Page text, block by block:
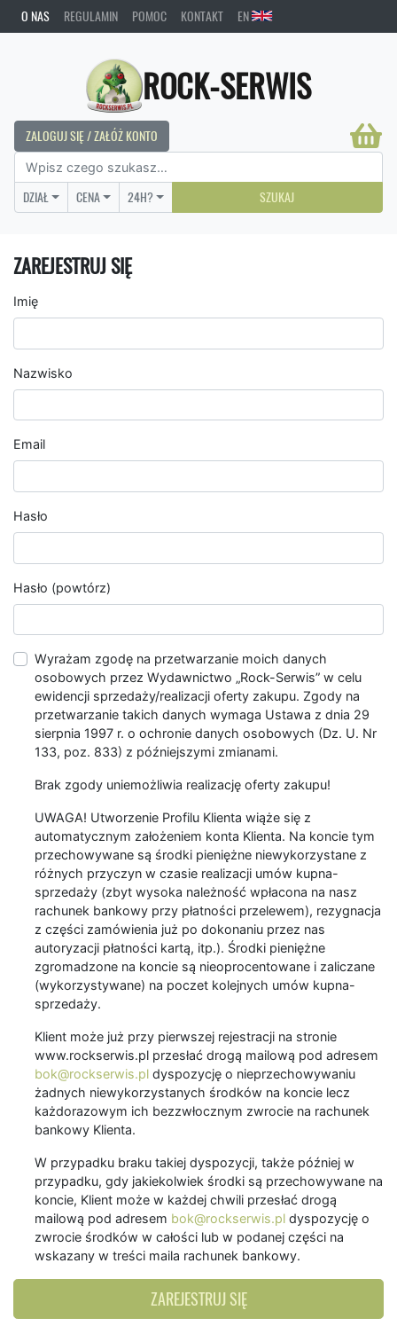
O NAS REGULAMIN POMOC KONTAKT EN
ROCK-SERWIS
ZALOGUJ SIĘ / ZAŁÓŻ KONTO
DZIAŁ CENA 24H? SZUKAJ
ZAREJESTRUJ SIĘ
Imię
Nazwisko
Email
Hasło
Hasło (powtórz)
Wyrażam zgodę na przetwarzanie moich danych
osobowych przez Wydawnictwo „Rock-Serwis” w celu
ewidencji sprzedaży/realizacji oferty zakupu. Zgody na
przetwarzanie takich danych wymaga Ustawa z dnia 29
sierpnia 1997 r. o ochronie danych osobowych (Dz. U. Nr
133, poz. 833) z późniejszymi zmianami.
Brak zgody uniemożliwia realizację oferty zakupu!
UWAGA! Utworzenie Profilu Klienta wiąże się z
automatycznym założeniem konta Klienta. Na koncie tym
przechowywane są środki pieniężne niewykorzystane z
różnych przyczyn w czasie realizacji umów kupna-
sprzedaży (zbyt wysoka należność wpłacona na nasz
rachunek bankowy przy płatności przelewem), rezygnacja
z części zamówienia już po dokonaniu przez nas
autoryzacji płatności kartą, itp.). Środki pieniężne
zgromadzone na koncie są nieoprocentowane i zaliczane
(wykorzystywane) na poczet kolejnych umów kupna-
sprzedaży.
Klient może już przy pierwszej rejestracji na stronie
www.rockserwis.pl przesłać drogą mailową pod adresem
bok@rockserwis.pl dyspozycję o nieprzechowywaniu
żadnych niewykorzystanych środków na koncie lecz
każdorazowym ich bezzwłocznym zwrocie na rachunek
bankowy Klienta.
W przypadku braku takiej dyspozycji, także później w
przypadku, gdy jakiekolwiek środki są przechowywane na
koncie, Klient może w każdej chwili przesłać drogą
mailową pod adresem bok@rockserwis.pl dyspozycję o
zwrocie środków w całości lub w podanej części na
wskazany w treści maila rachunek bankowy.
ZAREJESTRUJ SIĘ